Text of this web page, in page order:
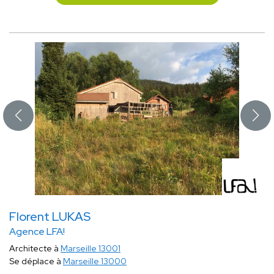
Florent LUKAS
Agence LFA!
Architecte à Marseille 13001
Se déplace à Marseille 13000